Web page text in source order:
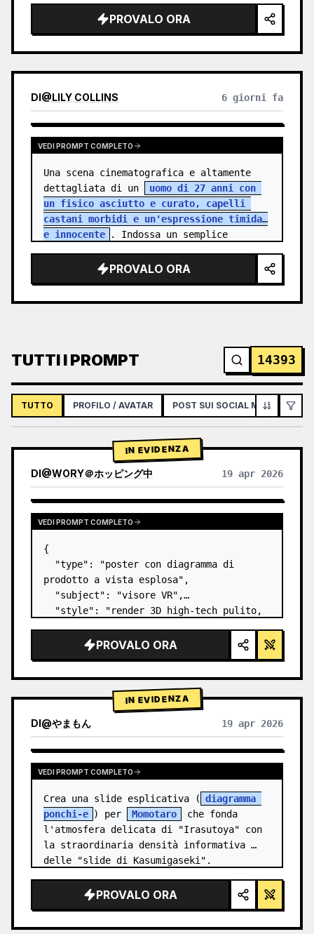
PROVALO ORA
DI@LILY COLLINS 6 giorni fa
VEDI PROMPT COMPLETO
Una scena cinematografica e altamente
dettagliata di un
uomo di 27 anni con
un fisico asciutto e curato, capelli
castani morbidi e un'espressione timida
e innocente
. Indossa un semplice
PROVALO ORA
TUTTI I PROMPT 14393
TUTTO PROFILO / AVATAR POST SUI SOCIAL MEDIA
IN EVIDENZA
DI@WORY＠ホッピング中 19 apr 2026
VEDI PROMPT COMPLETO
{
  "type": "poster con diagramma di
prodotto a vista esplosa",
  "subject": "visore VR",
  "style": "render 3D high-tech pulito,
luminosi",
  "background": "{argument
default=\"sfumatura tenue viola e…
PROVALO ORA
IN EVIDENZA
DI@やまもん 19 apr 2026
VISUALIZZA RISULTATI DI ALTRI MODELLI
VEDI PROMPT COMPLETO
Crea una slide esplicativa ( diagramma
ponchi-e ) per Momotaro
che fonda
l'atmosfera delicata di "Irasutoya" con
la straordinaria densità informativa
delle "slide di Kasumigaseki".
PROVALO ORA